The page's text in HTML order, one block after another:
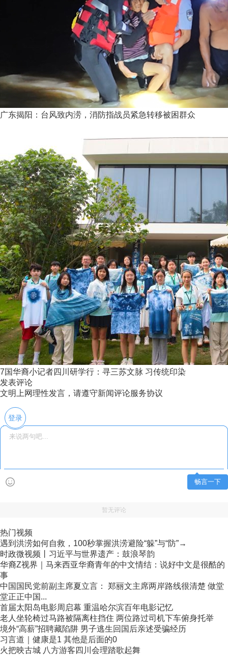
广东揭阳：台风致内涝，消防指战员紧急转移被困群众
7国华裔小记者四川研学行：寻三苏文脉 习传统印染
发表评论
文明上网理性发言，请遵守新闻评论服务协议
登录
畅言一下
暂无评论
热门视频
遇到洪涝如何自救，100秒掌握洪涝避险“躲”与“防”→
时政微视频丨习近平与世界遗产：鼓浪琴韵
华裔Z视界｜马来西亚华裔青年的中文情结：说好中文是很酷的
事
中国国民党前副主席夏立言： 郑丽文主席两岸路线很清楚 做堂
堂正正中国...
首届太阳岛电影周启幕 重温哈尔滨百年电影记忆
老人坐轮椅过马路被隔离柱挡住 两位路过司机下车俯身托举
境外“高薪”招聘藏陷阱 男子逃生回国后亲述受骗经历
习言道｜健康是1 其他是后面的0
火把映古城 八方游客四川会理踏歌起舞